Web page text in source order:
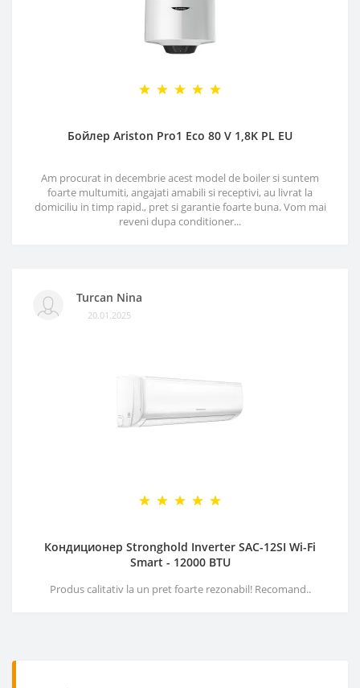
Бойлер Ariston Pro1 Eco 80 V 1,8K PL EU
Am procurat in decembrie acest model de boiler si suntem
foarte multumiti, angajati amabili si receptivi, au livrat la
domiciliu in timp rapid., pret si garantie foarte buna. Vom mai
reveni dupa conditioner...
Turcan Nina
20.01.2025
Кондиционер Stronghold Inverter SAC-12SI Wi-Fi
Smart - 12000 BTU
Produs calitativ la un pret foarte rezonabil! Recomand..